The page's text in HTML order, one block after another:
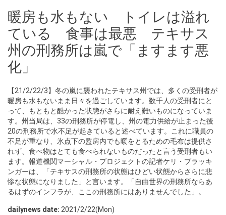
暖房も水もない トイレは溢れ
ている 食事は最悪 テキサス
州の刑務所は嵐で「ますます悪
化」
【21/2/22/3】冬の嵐に襲われたテキサス州では、多くの受刑者が
暖房も水もないまま日々を過ごしています。数千人の受刑者にと
って、もともと酷かった状態がさらに耐え難いものになっていま
す。州当局は、33の刑務所が停電し、州の電力供給が止まった後
20の刑務所で水不足が起きていると述べています。これに職員の
不足が重なり、氷点下の監房内でも暖をとるための毛布は提供さ
れず、食べ物はとても食べられないものだったと言う受刑者もい
ます。報道機関マーシャル・プロジェクトの記者ケリ・ブラッキ
ンガーは、「テキサスの刑務所の状態はひどい状態からさらに悲
惨な状態になりました」と言います。「自由世界の刑務所ならあ
るはずのインフラが、ここの刑務所にはありませんでした」。
dailynews date: 2021/2/22(Mon)